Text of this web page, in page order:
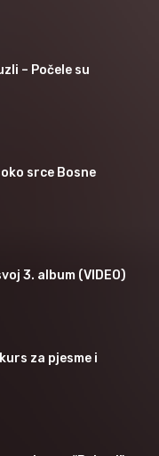
– Počele su
srce Bosne
3. album (VIDEO)
za pjesme i